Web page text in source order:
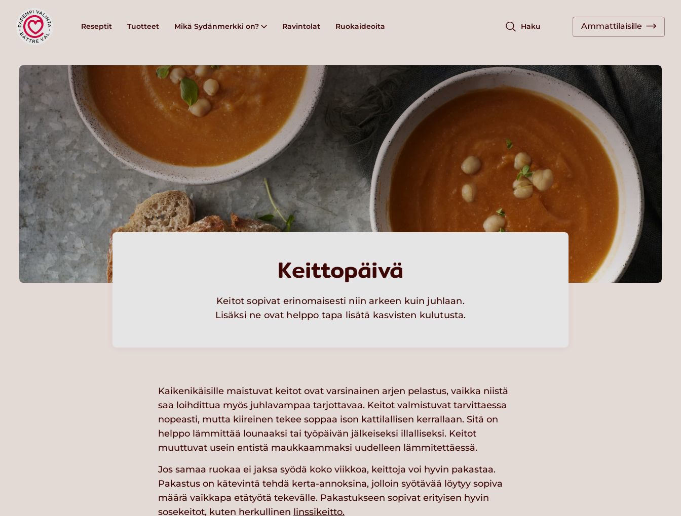
Reseptit Tuotteet Mikä Sydänmerkki on? Ravintolat Ruokaideoita Haku Ammattilaisille
Keittopäivä
Keitot sopivat erinomaisesti niin arkeen kuin juhlaan.
Lisäksi ne ovat helppo tapa lisätä kasvisten kulutusta.
Kaikenikäisille maistuvat keitot ovat varsinainen arjen pelastus, vaikka niistä
saa loihdittua myös juhlavampaa tarjottavaa. Keitot valmistuvat tarvittaessa
nopeasti, mutta kiireinen tekee soppaa ison kattilallisen kerrallaan. Sitä on
helppo lämmittää lounaaksi tai työpäivän jälkeiseksi illalliseksi. Keitot
muuttuvat usein entistä maukkaammaksi uudelleen lämmitettäessä.
Jos samaa ruokaa ei jaksa syödä koko viikkoa, keittoja voi hyvin pakastaa.
Pakastus on kätevintä tehdä kerta-annoksina, jolloin syötävää löytyy sopiva
määrä vaikkapa etätyötä tekevälle. Pakastukseen sopivat erityisen hyvin
sosekeitot, kuten herkullinen linssikeitto.